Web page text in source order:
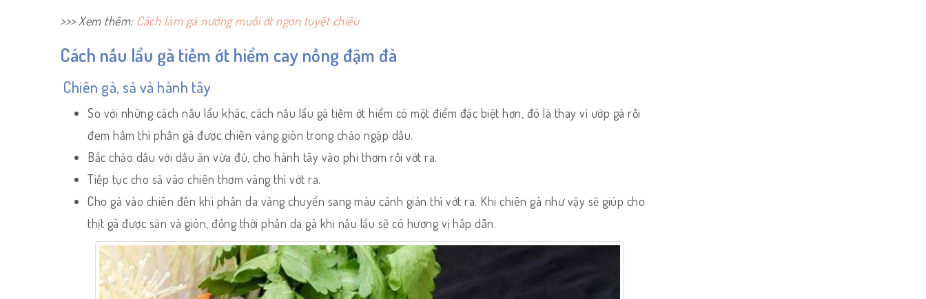
>>> Xem thêm: Cách làm gà nướng muối ớt ngon tuyệt chiêu
Cách nấu lẩu gà tiềm ớt hiểm cay nồng đậm đà
Chiên gà, sả và hành tây
So với những cách nấu lẩu khác, cách nấu lẩu gà tiềm ớt hiểm có một điểm đặc biệt hơn, đó là thay vì ướp gà rồi
đem hầm thì phần gà được chiên vàng giòn trong chảo ngập dầu.
Bắc chảo dầu với dầu ăn vừa đủ, cho hành tây vào phi thơm rồi vớt ra.
Tiếp tục cho sả vào chiên thơm vàng thì vớt ra.
Cho gà vào chiên đến khi phần da vàng chuyển sang màu cánh gián thì vớt ra. Khi chiên gà như vậy sẽ giúp cho
thịt gà được săn và giòn, đồng thời phần da gà khi nấu lẩu sẽ có hương vị hấp dẫn.